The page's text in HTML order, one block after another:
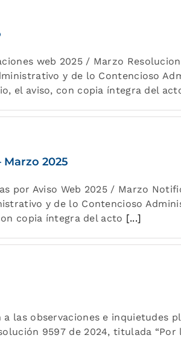
web 2025 / Marzo
y de lo Contencioso
el aviso, con copia íntegra del
2025
por Aviso Web 2025 / Marzo
y de lo Contencioso
copia íntegra del acto [...]
las observaciones e inquietudes
9597 de 2024, titulada